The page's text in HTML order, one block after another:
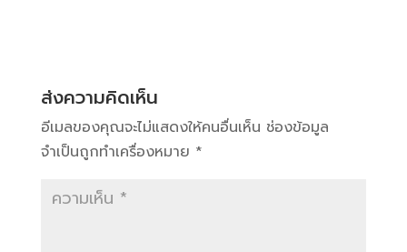
ส่งความคิดเห็น
อีเมลของคุณจะไม่แสดงให้คนอื่นเห็น ช่องข้อมูล
จำเป็นถูกทำเครื่องหมาย *